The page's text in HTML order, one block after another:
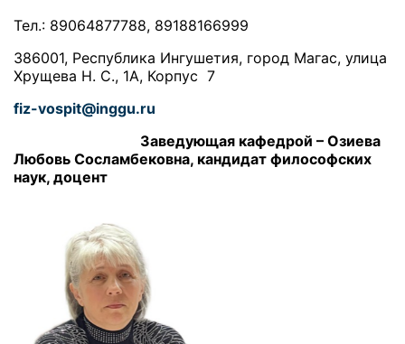
Тел.: 89064877788, 89188166999
386001, Республика Ингушетия, город Магас, улица
Хрущева Н. С., 1А, Корпус 7
fiz-vospit@inggu.ru
Заведующая кафедрой – Озиева
Любовь Сосламбековна, кандидат философских
наук, доцент